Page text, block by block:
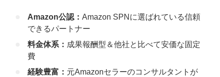
Amazon公認： Amazon SPNに選ばれている信頼
できるパートナー
料金体系： 成果報酬型＆他社と比べて安価な固定
費
経験豊富： 元Amazonセラーのコンサルタントが